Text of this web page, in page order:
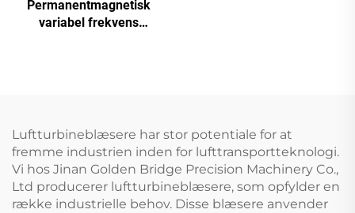
Permanentmagnetisk
variabel frekvens
Luftturbineblæsere har stor potentiale for at
fremme industrien inden for lufttransportteknologi.
Vi hos Jinan Golden Bridge Precision Machinery Co.,
Ltd producerer luftturbineblæsere, som opfylder en
række industrielle behov. Disse blæsere anvender